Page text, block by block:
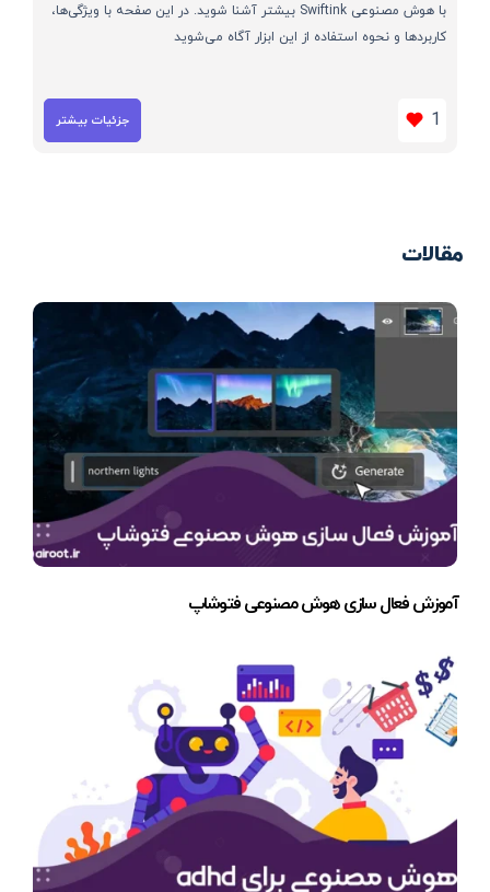
با هوش مصنوعی Swiftink بیشتر آشنا شوید. در این صفحه با ویژگی‌ها،
کاربردها و نحوه استفاده از این ابزار آگاه می‌شوید
1 جزئیات بیشتر
مقالات
آموزش فعال سازی هوش مصنوعی فتوشاپ